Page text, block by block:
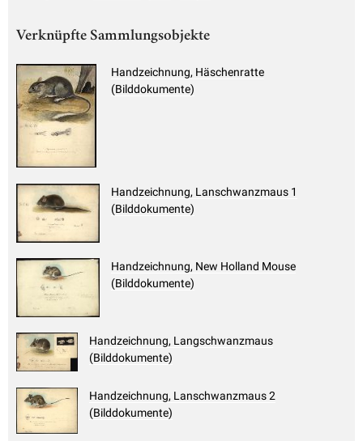
Verknüpfte Sammlungsobjekte
Handzeichnung, Häschenratte
(Bilddokumente)
Handzeichnung, Lanschwanzmaus 1
(Bilddokumente)
Handzeichnung, New Holland Mouse
(Bilddokumente)
Handzeichnung, Langschwanzmaus
(Bilddokumente)
Handzeichnung, Lanschwanzmaus 2
(Bilddokumente)